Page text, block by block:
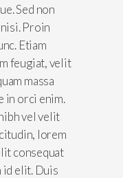
Sed non
Proin
Etiam
feugiat, velit
massa
in orci enim.
vel velit
lorem
consequat
id elit. Duis